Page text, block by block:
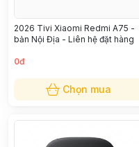
2026 Tivi Xiaomi Redmi A75 -
bản Nội Địa - Liên hệ đặt hàng
0đ
Chọn mua